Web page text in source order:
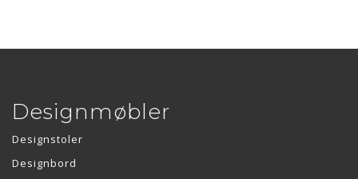
Designmøbler
Designstoler
Designbord